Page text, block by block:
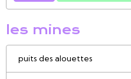
les mines
puits des alouettes